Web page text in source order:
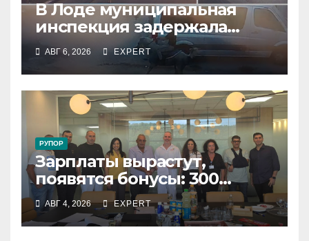
В Лоде муниципальная
инспекция задержала
подростка, устроившего
опасную скачку на лошади
по улицам города
АВГ 6, 2026 EXPERT
РУПОР
Зарплаты вырастут,
появятся бонусы: 300
сотрудников «Штраус»
получили новый
коллективный договор
АВГ 4, 2026 EXPERT